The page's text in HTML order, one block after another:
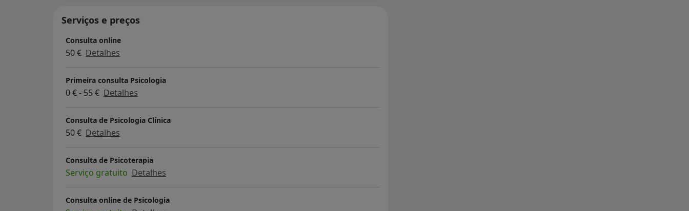
Serviços e preços
Consulta online
50 € Detalhes
Primeira consulta Psicologia
0 € - 55 € Detalhes
Consulta de Psicologia Clínica
50 € Detalhes
Consulta de Psicoterapia
Serviço gratuito Detalhes
Consulta online de Psicologia